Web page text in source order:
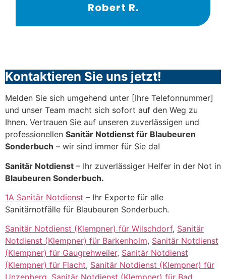
Robert R.
Kontaktieren Sie uns jetzt!
Melden Sie sich umgehend unter [Ihre Telefonnummer]
und unser Team macht sich sofort auf den Weg zu
Ihnen. Vertrauen Sie auf unseren zuverlässigen und
professionellen Sanitär Notdienst für Blaubeuren
Sonderbuch – wir sind immer für Sie da!
Sanitär Notdienst – Ihr zuverlässiger Helfer in der Not in
Blaubeuren Sonderbuch.
1A Sanitär Notdienst – Ihr Experte für alle
Sanitärnotfälle für Blaubeuren Sonderbuch.
Sanitär Notdienst (Klempner) für Wilschdorf, Sanitär
Notdienst (Klempner) für Barkenholm, Sanitär Notdienst
(Klempner) für Gaugrehweiler, Sanitär Notdienst
(Klempner) für Flacht, Sanitär Notdienst (Klempner) für